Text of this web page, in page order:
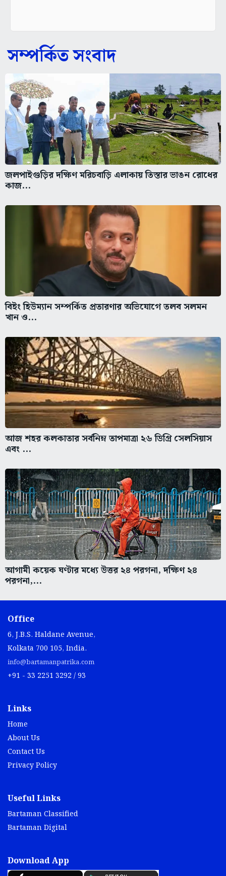
সম্পর্কিত সংবাদ
জলপাইগুড়ির দক্ষিণ মরিচবাড়ি এলাকায় তিস্তার ভাঙন রোধের
কাজ...
বিইং হিউম্যান সম্পর্কিত প্রতারণার অভিযোগে তলব সলমন
খান ও...
আজ শহর কলকাতার সর্বনিম্ন তাপমাত্রা ২৬ ডিগ্রি সেলসিয়াস
এবং ...
আগামী কয়েক ঘণ্টার মধ্যে উত্তর ২৪ পরগনা, দক্ষিণ ২৪
পরগনা,...
Office
6, J.B.S. Haldane Avenue,
Kolkata 700 105, India.
info@bartamanpatrika.com
+91 - 33 2251 3292 / 93
Links
Home
About Us
Contact Us
Privacy Policy
Useful Links
Bartaman Classified
Bartaman Digital
Download App